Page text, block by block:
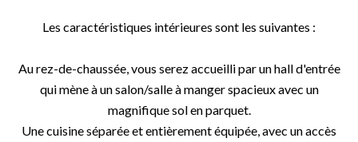
Les caractéristiques intérieures sont les suivantes :
Au rez-de-chaussée, vous serez accueilli par un hall d'entrée
qui mène à un salon/salle à manger spacieux avec un
magnifique sol en parquet.
Une cuisine séparée et entièrement équipée, avec un accès